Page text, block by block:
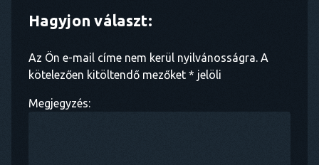
Hagyjon választ:
Az Ön e-mail címe nem kerül nyilvánosságra. A
kötelezően kitöltendő mezőket * jelöli
Megjegyzés: